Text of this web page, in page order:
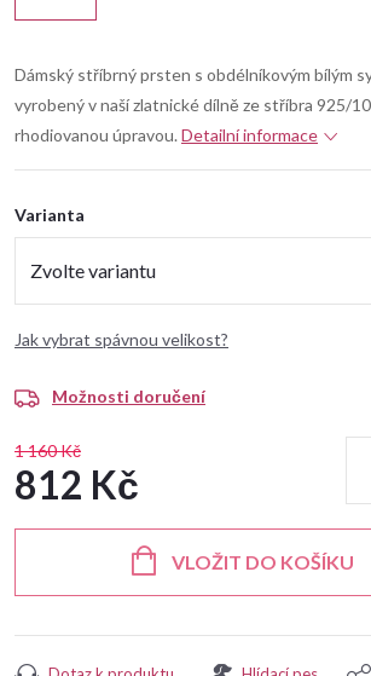
Dámský stříbrný prsten s obdélníkovým bílým
vyrobený v naší zlatnické dílně ze stříbra 925/
rhodiovanou úpravou. Detailní informace
Varianta
Jak vybrat spávnou velikost?
Možnosti doručení
1 160 Kč
812 Kč
VLOŽIT DO KOŠÍKU